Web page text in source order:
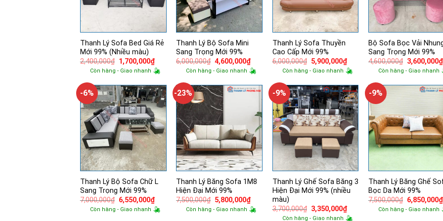
Thanh Lý Sofa Bed Giá Rẻ
Mới 99% (Nhiều màu)
2,400,000₫ Giá
gốc
là:
1,700,000₫Giá
hiện
tại
1,700,000₫.
Còn hàng - Giao nhanh
Thanh Lý Bộ Sofa Mini
Sang Trọng Mới 99%
6,000,000₫ Giá
gốc
là:
4,600,000₫Giá
hiện
tại
4,600,000₫.
Còn hàng - Giao nhanh
Thanh Lý Sofa Thuyền
Cao Cấp Mới 99%
6,000,000₫ Giá
gốc
là:
5,900,000₫Giá
hiện
tại
5,900,000₫.
Còn hàng - Giao nhanh
Bộ Sofa Bọc Vải
Sang Trọng Mới 99%
4,600,000₫ Giá
gốc
là:
3,600,000₫
Còn hàng - Giao nhanh
-6%
Thanh Lý Bộ Sofa Chữ L
Sang Trọng Mới 99%
7,000,000₫ Giá
gốc
là:
6,550,000₫Giá
hiện
tại
Còn hàng - Giao nhanh
-23%
Thanh Lý Băng Sofa 1M8
Hiện Đại Mới 99%
7,500,000₫ Giá
gốc
là:
5,800,000₫Giá
hiện
tại
Còn hàng - Giao nhanh
-9%
Thanh Lý Ghế Sofa Băng 3
Hiện Đại Mới 99% (nhiều
màu)
3,700,000₫ Giá
gốc
3,350,000₫Giá
hiện
Còn hàng - Giao nhanh
-9%
Thanh Lý Băng Ghế
Bọc Da Mới 99%
7,500,000₫ Giá
gốc
là:
6,850,000₫
Còn hàng - Giao nhanh